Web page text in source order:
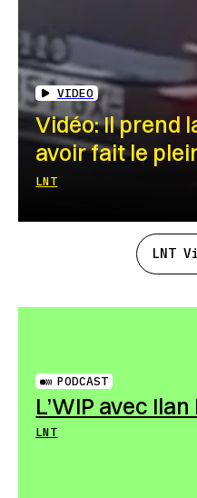
VIDEO
Vidéo: Il prend
avoir fait le
LNT
LNT
PODCAST
L’WIP avec
LNT